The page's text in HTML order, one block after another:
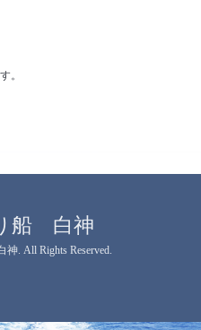
。
船 白神
神. All Rights Reserved.